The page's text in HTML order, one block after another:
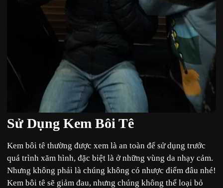
Sử Dụng Kem Bôi Tê
Kem bôi tê thường được xem là an toàn để sử dụng trước
quá trình xăm hình, đặc biệt là ở những vùng da nhạy cảm.
Nhưng không phải là chúng không có nhược điểm đâu nhé!
Kem bôi tê sẽ giảm đau, nhưng chúng không thể loại bỏ